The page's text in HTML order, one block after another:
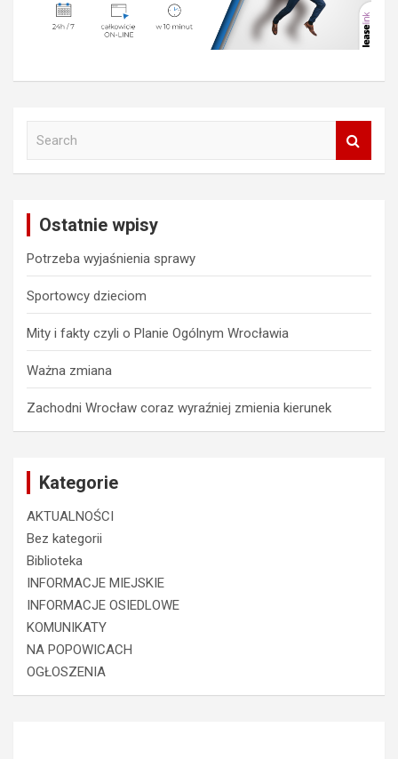
Ostatnie wpisy
Potrzeba wyjaśnienia sprawy
Sportowcy dzieciom
Mity i fakty czyli o Planie Ogólnym Wrocławia
Ważna zmiana
Zachodni Wrocław coraz wyraźniej zmienia kierunek
Kategorie
AKTUALNOŚCI
Bez kategorii
Biblioteka
INFORMACJE MIEJSKIE
INFORMACJE OSIEDLOWE
KOMUNIKATY
NA POPOWICACH
OGŁOSZENIA